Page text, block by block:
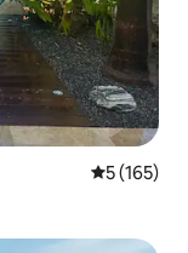
5 (165)